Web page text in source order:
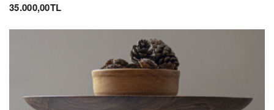
35.000,00TL